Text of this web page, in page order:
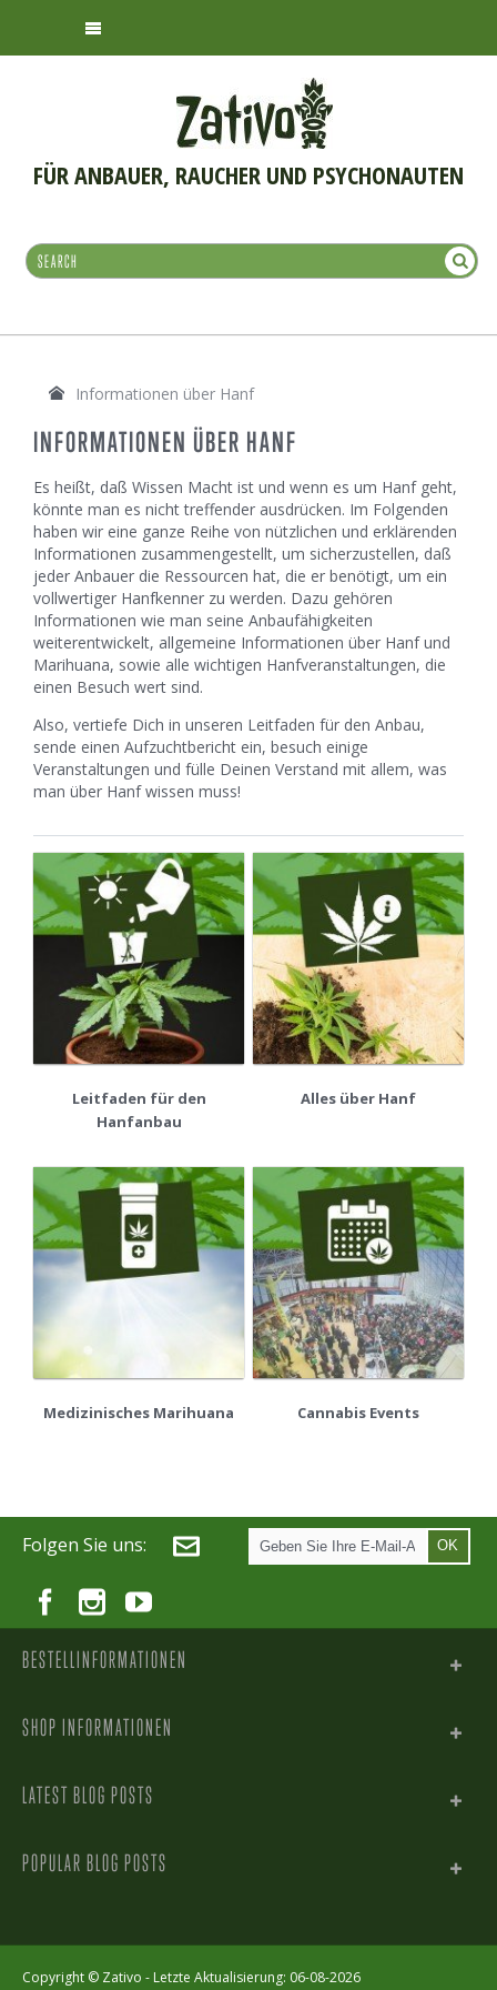
FÜR ANBAUER, RAUCHER UND PSYCHONAUTEN
Informationen über Hanf
INFORMATIONEN ÜBER HANF
Es heißt, daß Wissen Macht ist und wenn es um Hanf geht,
könnte man es nicht treffender ausdrücken. Im Folgenden
haben wir eine ganze Reihe von nützlichen und erklärenden
Informationen zusammengestellt, um sicherzustellen, daß
jeder Anbauer die Ressourcen hat, die er benötigt, um ein
vollwertiger Hanfkenner zu werden. Dazu gehören
Informationen wie man seine Anbaufähigkeiten
weiterentwickelt, allgemeine Informationen über Hanf und
Marihuana, sowie alle wichtigen Hanfveranstaltungen, die
einen Besuch wert sind.
Also, vertiefe Dich in unseren Leitfaden für den Anbau,
sende einen Aufzuchtbericht ein, besuch einige
Veranstaltungen und fülle Deinen Verstand mit allem, was
man über Hanf wissen muss!
Leitfaden für den
Hanfanbau
Alles über Hanf
Medizinisches Marihuana Cannabis Events
Folgen Sie uns: OK
BESTELLINFORMATIONEN
SHOP INFORMATIONEN
LATEST BLOG POSTS
POPULAR BLOG POSTS
Copyright © Zativo - Letzte Aktualisierung: 06-08-2026